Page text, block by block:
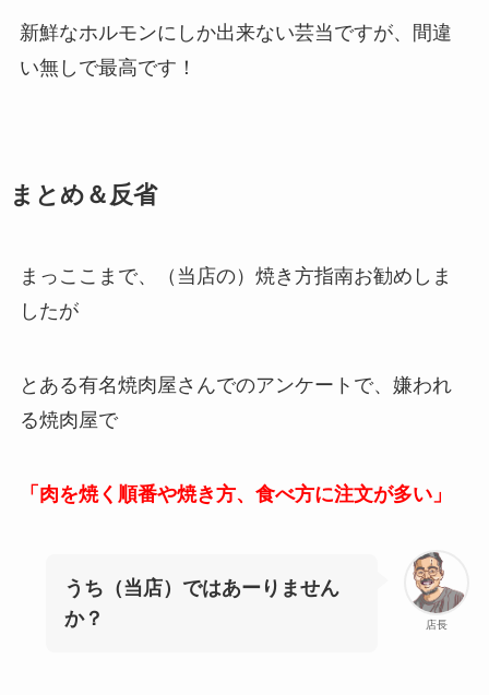
新鮮なホルモンにしか出来ない芸当ですが、間違
い無しで最高です！
まとめ＆反省
まっここまで、（当店の）焼き方指南お勧めしま
したが
とある有名焼肉屋さんでのアンケートで、嫌われ
る焼肉屋で
「肉を焼く順番や焼き方、食べ方に注文が多い」
店長
うち（当店）ではあーりません
か？